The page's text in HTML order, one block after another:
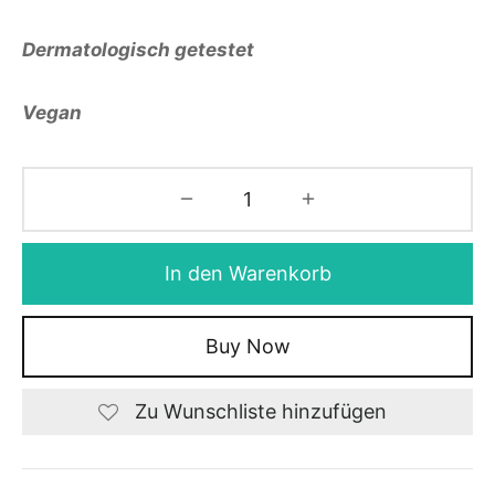
Dermatologisch getestet
Vegan
In den Warenkorb
Buy Now
Zu Wunschliste hinzufügen